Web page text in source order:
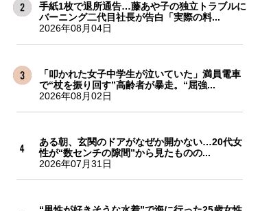
手紙1枚で退所通告…藤あや子の独立トラブルに
バーニング二代目社長が告白「実際の料...
2026年08月04日
「叩かれた女子中学生が泣いていた」満員電車
で“杖を振り回す”高齢者が暴走。“屈強...
2026年08月02日
ある朝、玄関のドアがなぜか開かない…20代女
性が“数センチの隙間”から見たものの...
2026年07月31日